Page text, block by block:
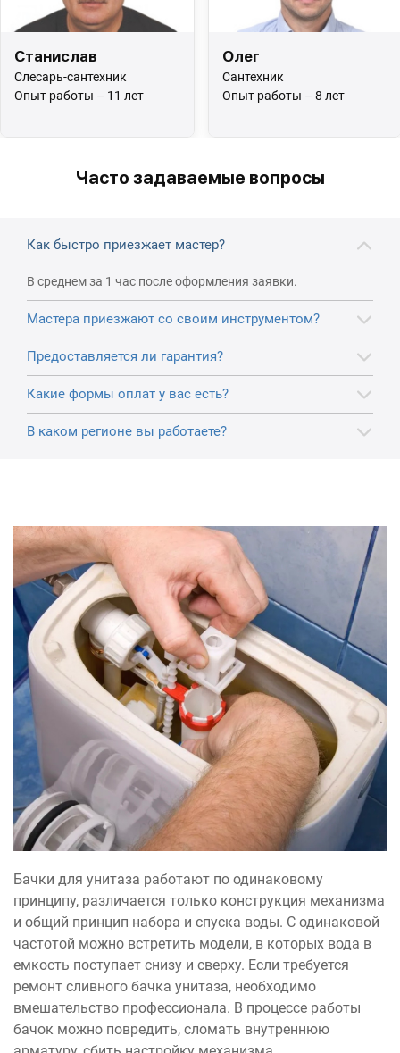
Станислав
Слесарь-сантехник
Опыт работы – 11 лет
Олег
Сантехник
Опыт работы – 8 лет
Часто задаваемые вопросы
Как быстро приезжает мастер?
В среднем за 1 час после оформления заявки.
Мастера приезжают со своим инструментом?
Предоставляется ли гарантия?
Какие формы оплат у вас есть?
В каком регионе вы работаете?
Бачки для унитаза работают по одинаковому
принципу, различается только конструкция механизма
и общий принцип набора и спуска воды. С одинаковой
частотой можно встретить модели, в которых вода в
емкость поступает снизу и сверху. Если требуется
ремонт сливного бачка унитаза, необходимо
вмешательство профессионала. В процессе работы
бачок можно повредить, сломать внутреннюю